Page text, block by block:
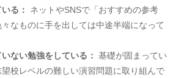
る：
ネットやSNSで「おすすめの参考
なものに手を出しては中途半端になって
ない勉強をしている： 基礎が固まってい
校レベルの難しい演習問題に取り組んで